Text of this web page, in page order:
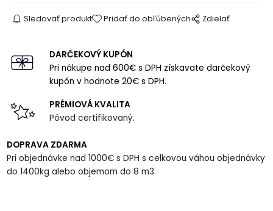
Sledovať produkt Pridať do obľúbených Zdielať
DARČEKOVÝ KUPÓN
Pri nákupe nad 600€ s DPH získavate darčekový
kupón v hodnote 20€ s DPH.
PRÉMIOVÁ KVALITA
Pôvod certifikovaný.
DOPRAVA ZDARMA
Pri objednávke nad 1000€ s DPH s celkovou váhou objednávky
do 1400kg alebo objemom do 8 m3.